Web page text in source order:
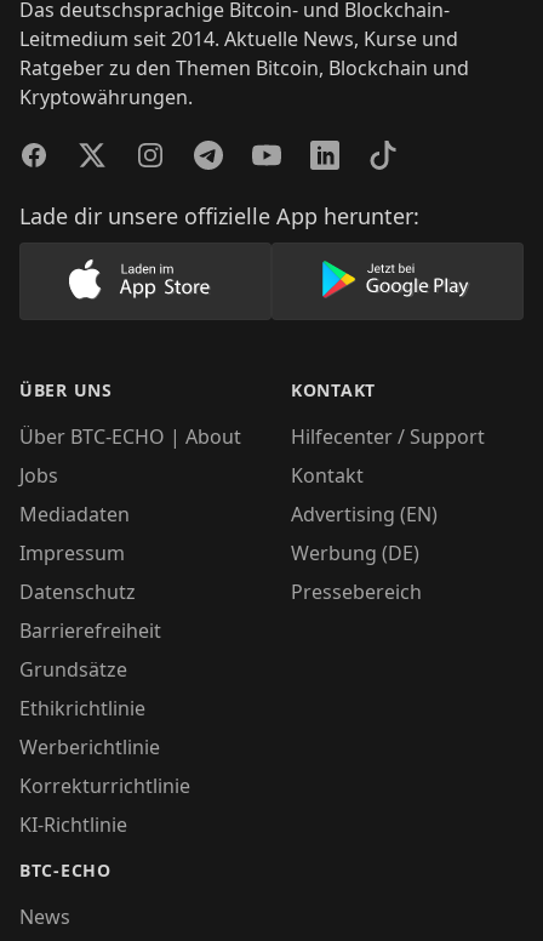
Das deutschsprachige Bitcoin- und Blockchain-
Leitmedium seit 2014. Aktuelle News, Kurse und
Ratgeber zu den Themen Bitcoin, Blockchain und
Kryptowährungen.
FacebookTwitterInstagramTelegramYouTubeLinkedInTikTok
Lade dir unsere offizielle App herunter:
Lade unsere App im AppStore herunter
Lade unsere
ÜBER UNS
Über BTC-ECHO | About
Jobs
Mediadaten
Impressum
Datenschutz
Barrierefreiheit
Grundsätze
Ethikrichtlinie
Werberichtlinie
Korrekturrichtlinie
KI-Richtlinie
BTC-ECHO
News
KONTAKT
Hilfecenter / Support
Kontakt
Advertising (EN)
Werbung (DE)
Pressebereich